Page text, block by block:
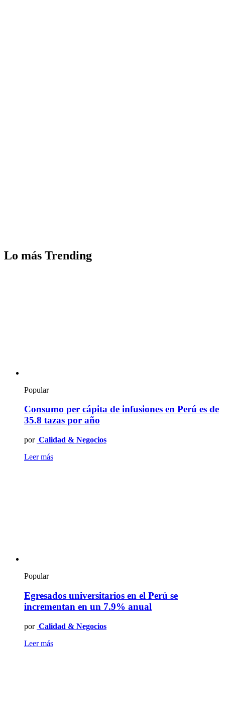
Lo más Trending
Popular
Consumo per cápita de infusiones en Perú es de
35.8 tazas por año
por Calidad & Negocios
Leer más
Popular
Egresados universitarios en el Perú se
incrementan en un 7.9% anual
por Calidad & Negocios
Leer más